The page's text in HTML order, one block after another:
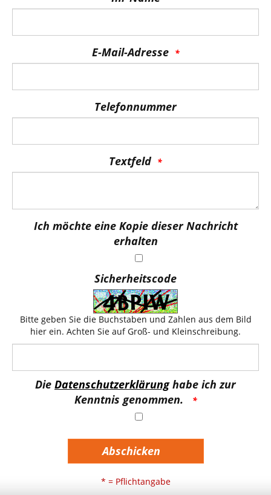
E-Mail-Adresse
Telefonnummer
Textfeld
Ich möchte eine Kopie dieser Nachricht
erhalten
Sicherheitscode
Bitte geben Sie die Buchstaben und Zahlen aus dem Bild
hier ein. Achten Sie auf Groß- und Kleinschreibung.
Die Datenschutzerklärunghabe ich zur
Kenntnis genommen.
Abschicken
* = Pflichtangabe